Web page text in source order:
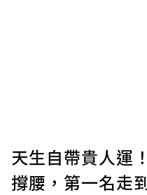
天生自帶貴人運
撐腰，第一名走